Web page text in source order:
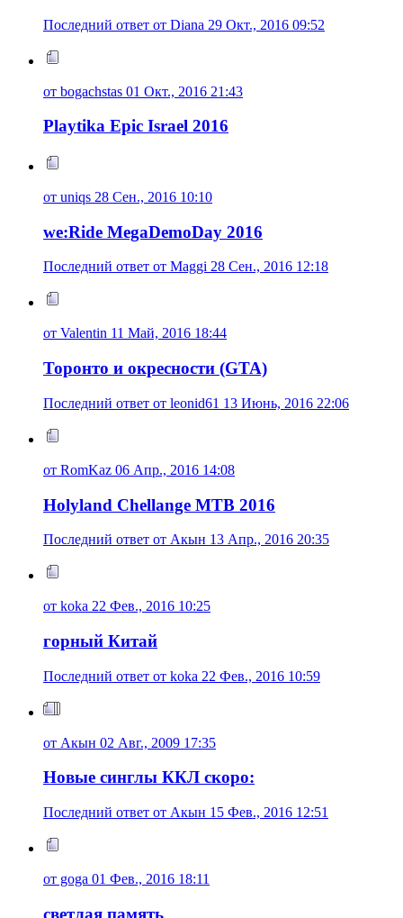
Последний ответ от Diana 29 Окт., 2016 09:52
от bogachstas 01 Окт., 2016 21:43
Playtika Epic Israel 2016
от uniqs 28 Сен., 2016 10:10
we:Ride MegaDemoDay 2016
Последний ответ от Maggi 28 Сен., 2016 12:18
от Valentin 11 Май, 2016 18:44
Торонто и окресности (GTA)
Последний ответ от leonid61 13 Июнь, 2016 22:06
от RomKaz 06 Апр., 2016 14:08
Holyland Chellange MTB 2016
Последний ответ от Акын 13 Апр., 2016 20:35
от koka 22 Фев., 2016 10:25
горный Китай
Последний ответ от koka 22 Фев., 2016 10:59
от Акын 02 Авг., 2009 17:35
Новые синглы ККЛ скоро:
Последний ответ от Акын 15 Фев., 2016 12:51
от goga 01 Фев., 2016 18:11
светлая память